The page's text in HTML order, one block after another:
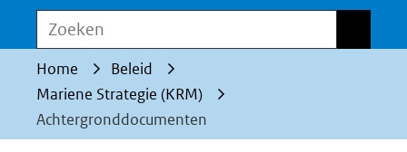
geweigerd.
Zoeken
Home
Beleid
Mariene Strategie (KRM)
Achtergronddocumenten